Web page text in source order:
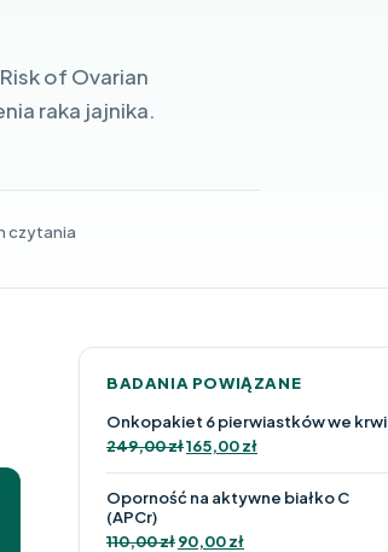
of Ovarian
raka jajnika.
czytania
BADANIA POWIĄZANE
Onkopakiet 6 pierwiastków we krwi
249,00zł165,00zł
Oporność na aktywne białko C
(APCr)
110,00zł90,00zł